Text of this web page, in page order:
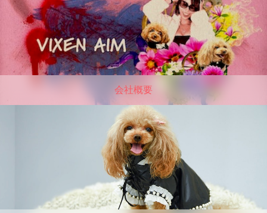
会社概要